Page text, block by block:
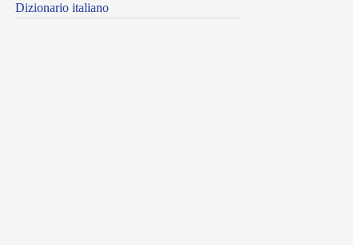
Dizionario italiano